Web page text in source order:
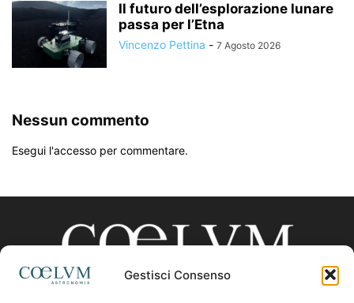
Gestisci Consenso
Il futuro dell’esplorazione lunare
passa per l’Etna
Vincenzo Pettina - 7 Agosto 2026
Nessun commento
Esegui l'accesso per commentare.